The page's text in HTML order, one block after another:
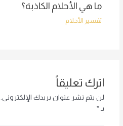
ما هي الأحلام الكاذبة؟
تفسير الأحلام
اترك تعليقاً
لن يتم نشر عنوان بريدك الإلكتروني.
بـ *